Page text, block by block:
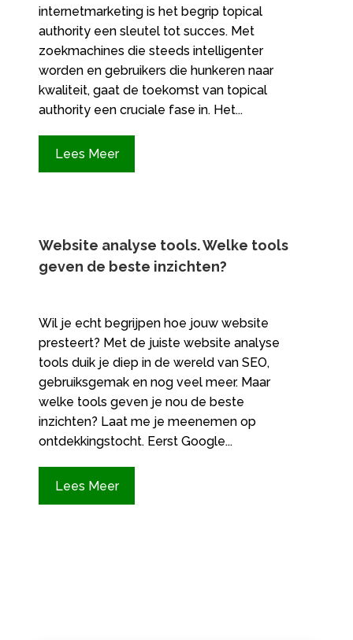
internetmarketing is het begrip topical
authority een sleutel tot succes.​ Met
zoekmachines die steeds intelligenter
worden en gebruikers die hunkeren naar
kwaliteit, gaat de toekomst van topical
authority een cruciale fase in.​ Het...
Lees Meer
Website analyse tools.​ Welke tools
geven de beste inzichten?
Wil je echt begrijpen hoe jouw website
presteert? Met de juiste website analyse
tools duik je diep in de wereld van SEO,
gebruiksgemak en nog veel meer.​ Maar
welke tools geven je nou de beste
inzichten? Laat me je meenemen op
ontdekkingstocht.​ Eerst Google...
Lees Meer